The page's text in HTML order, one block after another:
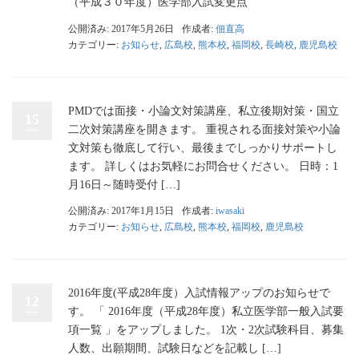
公開済み: 2017年5月26日 作成者: 佃直高
カテゴリー: お知らせ 広島校 熊本校 福岡校 長崎校 鹿児島校
PMDでは面接・小論文対策講座、私立後期対策・国立
二次対策講座を開きます。 重視される面接対策や小論
文対策も徹底して行い、最後までしっかりサポートし
ます。 詳しくはお気軽にお問合せください。 日時：1
月16日～随時受付 […]
公開済み: 2017年1月15日 作成者: iwasaki
カテゴリー: お知らせ, 広島校, 熊本校, 福岡校, 鹿児島校
2016年度(平成28年度）入試情報アップのお知らせで
す。 「 2016年度（平成28年度）私立医学部一般入試要
項一覧 」をアップしました。 1次・2次試験科目、募集
人数、出願期間、試験日などを記載し […]